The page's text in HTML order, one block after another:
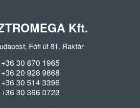
Kft.
Fóti út 81. Raktár
+36 30 870 1965
+36 20 928 9868
+36 30 514 3396
+36 30 366 0723